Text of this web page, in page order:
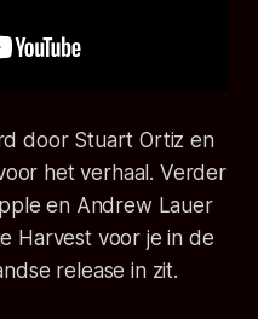
door Stuart Ortiz en
het verhaal. Verder
en Andrew Lauer
Harvestvoor je in de
release in zit.